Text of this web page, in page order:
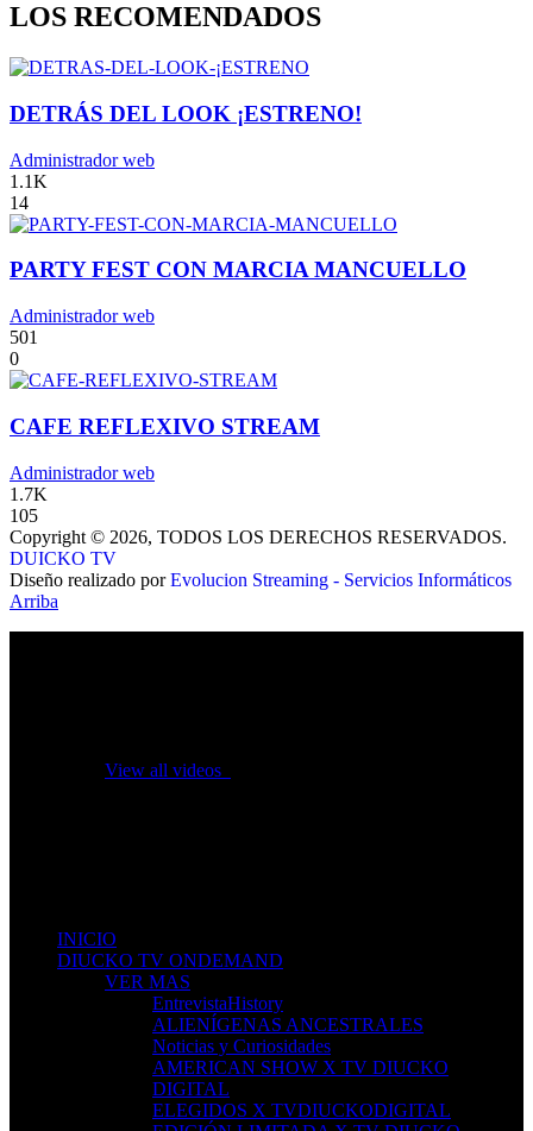
LOS RECOMENDADOS
DETRÁS DEL LOOK ¡ESTRENO!
Administrador web
1.1K
14
PARTY FEST CON MARCIA MANCUELLO
Administrador web
501
0
CAFE REFLEXIVO STREAM
Administrador web
1.7K
105
Copyright © 2026, TODOS LOS DERECHOS RESERVADOS.
DUICKO TV
Diseño realizado porEvolucion Streaming - Servicios Informáticos
Arriba
View all videos
INICIO
DIUCKO TV ONDEMAND
VER MAS
EntrevistaHistory
ALIENÍGENAS ANCESTRALES
Noticias y Curiosidades
AMERICAN SHOW X TV DIUCKO
DIGITAL
ELEGIDOS X TVDIUCKODIGITAL